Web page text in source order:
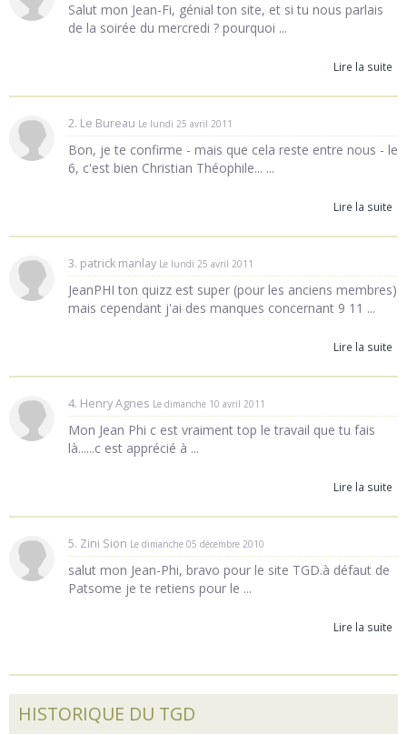
Salut mon Jean-Fi, génial ton site, et si tu nous parlais
de la soirée du mercredi ? pourquoi ...
Lire la suite
2. Le Bureau Le lundi 25 avril 2011
Bon, je te confirme - mais que cela reste entre nous - le
6, c'est bien Christian Théophile... ...
Lire la suite
3. patrick manlay Le lundi 25 avril 2011
JeanPHI ton quizz est super (pour les anciens membres)
mais cependant j'ai des manques concernant 9 11 ...
Lire la suite
4. Henry Agnes Le dimanche 10 avril 2011
Mon Jean Phi c est vraiment top le travail que tu fais
là......c est apprécié à ...
Lire la suite
5. Zini Sion Le dimanche 05 décembre 2010
salut mon Jean-Phi, bravo pour le site TGD.à défaut de
Patsome je te retiens pour le ...
Lire la suite
HISTORIQUE DU TGD